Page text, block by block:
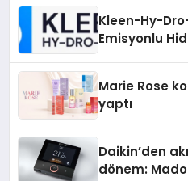
Kleen-Hy-
Emisyonlu
Marie Rose
yaptı
Daikin’den
dönem: